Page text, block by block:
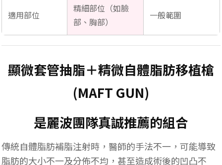
適用部位
精細部位（如臉
部、胸部）
一般範圍
顯微套管抽脂＋精微自體脂肪移植槍
(MAFT GUN)
是麗波團隊真誠推薦的組合
傳統自體脂肪補脂注射時，醫師的手法不一，可能導致
脂肪的大小不一及分佈不均，甚至造成術後的凹凸不